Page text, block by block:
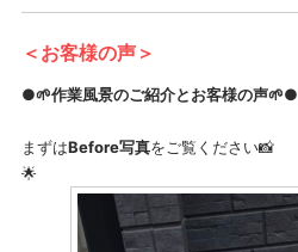
＜お客様の声＞
●🌱作業風景のご紹介とお客様の声🌱●
まずはBefore写真をご覧ください📸
🌟